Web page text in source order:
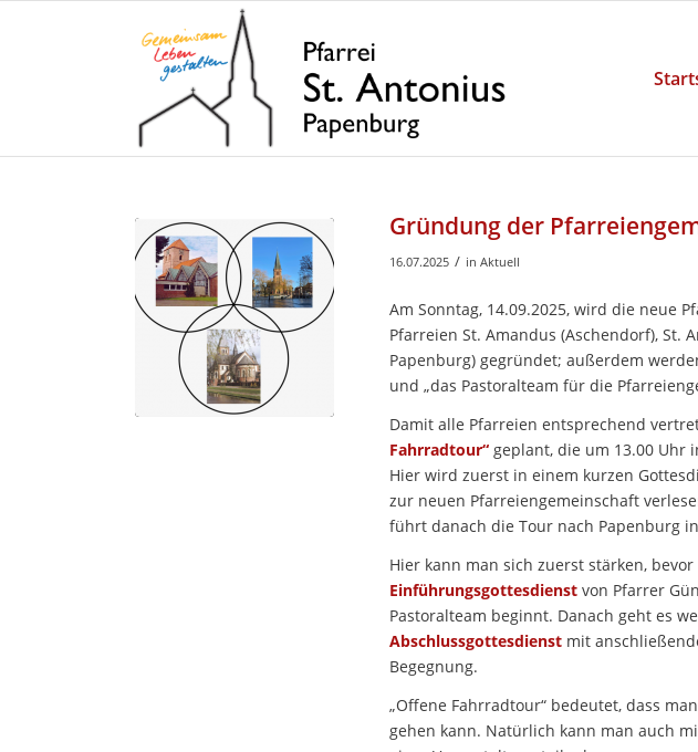
Gründung der
16.07.2025 / in Aktuell
Am Sonntag, 14.09.2025, wird die neue
Pfarreien St. Amandus (Aschendorf), St.
Papenburg) gegründet; außerdem
und „das Pastoralteam für die
Damit alle Pfarreien entsprechend
Fahrradtour“ geplant, die um 13.00 Uhr
Hier wird zuerst in einem kurzen
zur neuen Pfarreiengemeinschaft
führt danach die Tour nach Papenburg
Hier kann man sich zuerst stärken,
Einführungsgottesdienst von Pfarrer
Pastoralteam beginnt. Danach geht es
Abschlussgottesdienst mit
Begegnung.
„Offene Fahrradtour“ bedeutet, dass
gehen kann. Natürlich kann man auch